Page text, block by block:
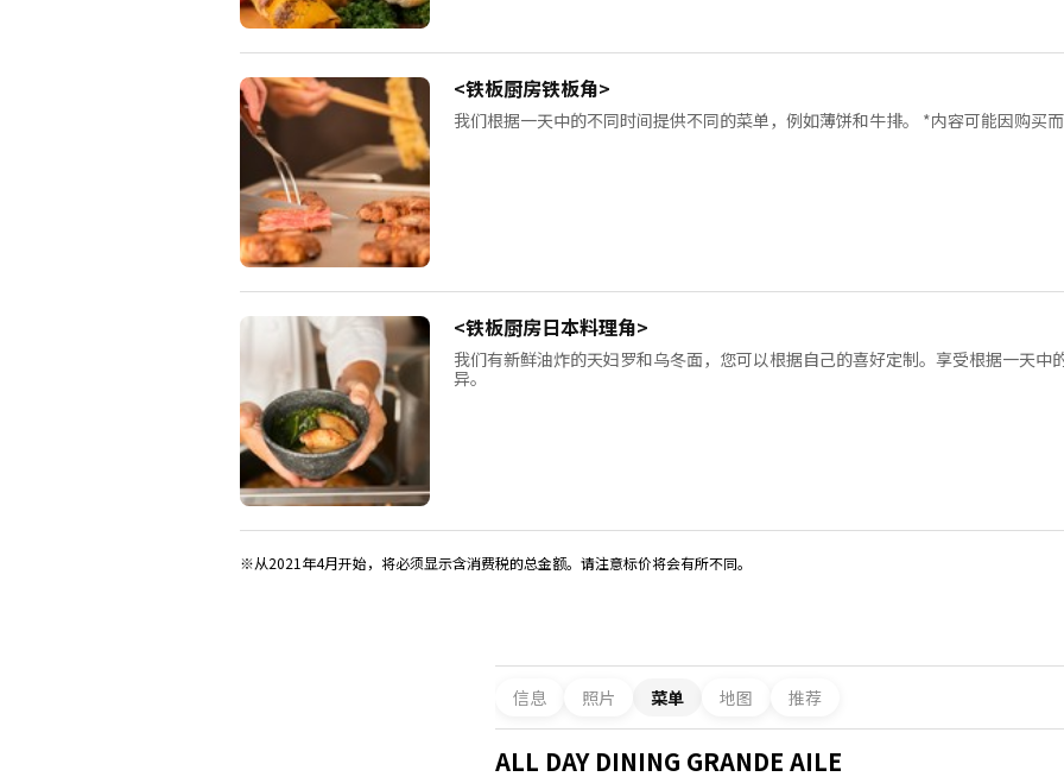
<铁板厨房铁板角>
我们根据一天中的不同时间提供不同的菜单，例如薄饼和牛排。 *内容可能因购买
<铁板厨房日本料理角>
我们有新鲜油炸的天妇罗和乌冬面，您可以根据自己的喜好定制。享受根据一天中
异。
※从2021年4月开始，将必须显示含消费税的总金额。请注意标价将会有所不同。
信息 照片 菜单 地图 推荐
ALL DAY DINING GRANDE AILE